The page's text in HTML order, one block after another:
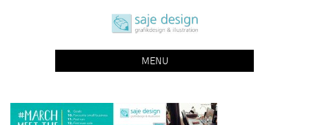
saje design bonn
grafikdesign | buchgestaltung | illustration
MENU